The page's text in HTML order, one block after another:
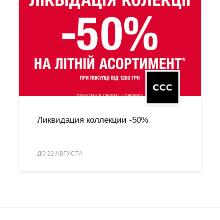
Ликвидация коллекции -50%
ДО 22 АВГУСТА